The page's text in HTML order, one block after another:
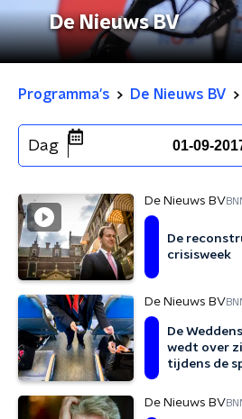
De Nieuws BV
Programma's De Nieuws BV
Dag 01-09-
De Nieuws BV
De
crisisweek
De Nieuws BV
De
wedt over
tijdens de
De Nieuws BV